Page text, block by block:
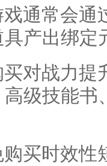
通常会通
产出绑定
对战力提
级技能书
买时效性